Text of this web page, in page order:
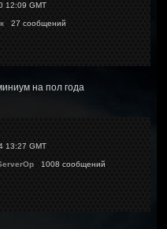
12:09 GMT
27 сообщений
на пол года
13:27 GMT
1008 сообщений